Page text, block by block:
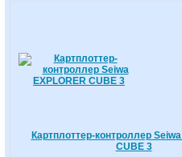
Картплоттер-контроллер
CUBE 3